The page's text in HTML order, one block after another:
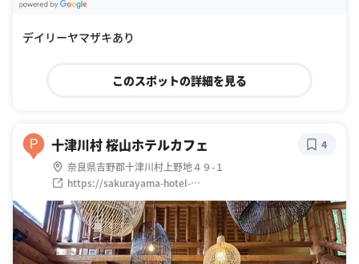
デイリーヤマザキあり
このスポットの詳細を見る
P 十津川村 桜山ホテルカフェ
奈良県吉野郡十津川村上野地４９-１
https://sakurayama-hotel-
cafe.com/totsukawa/index.html
4